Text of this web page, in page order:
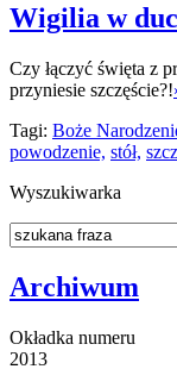
Wigilia w
Czy łączyć święta z
przyniesie szczęście?!
Tagi: Boże
powodzenie, stół,
Wyszukiwarka
Archiwum
Okładka numeru
2013